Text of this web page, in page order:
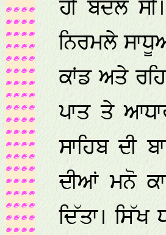
ਹੀ ਬਦਲ
ਨਿਰਮਲੇ
ਕਾਂਡ ਅਤੇ
ਪਾਤ ਤੇ
ਸਾਹਿਬ ਦੀ
ਦੀਆਂ ਮਨੋ
ਦਿੱਤਾ।